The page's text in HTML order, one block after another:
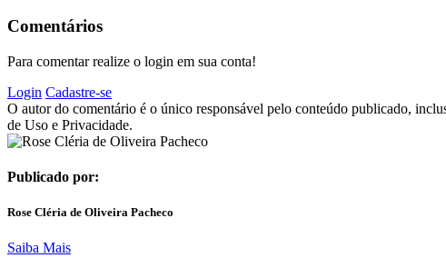
Comentários
Para comentar realize o login em sua conta!
Login Cadastre-se
O autor do comentário é o único responsável pelo conteúdo publicado,
de Uso e Privacidade.
Publicado por:
Rose Cléria de Oliveira Pacheco
Saiba Mais